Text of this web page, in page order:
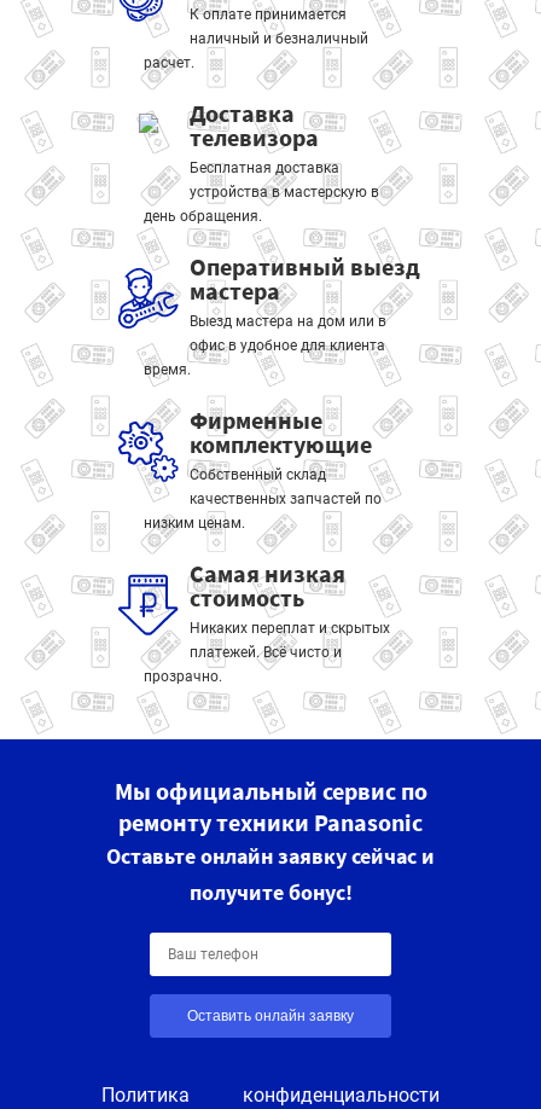
К оплате принимается
наличный и безналичный
расчет.
Доставка
телевизора
Бесплатная доставка
устройства в мастерскую в
день обращения.
Оперативный выезд
мастера
Выезд мастера на дом или в
офис в удобное для клиента
время.
Фирменные
комплектующие
Собственный склад
качественных запчастей по
низким ценам.
Самая низкая
стоимость
Никаких переплат и скрытых
платежей. Всё чисто и
прозрачно.
Мы официальный сервис по
ремонту техники Panasonic
Оставьте онлайн заявку сейчас и
получите бонус!
Оставить онлайн заявку
Политика конфиденциальности